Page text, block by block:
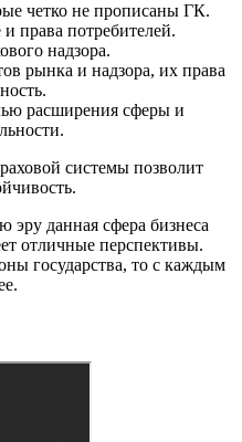
четко не прописаны ГК.
права потребителей.
надзора.
рынка и надзора, их права
расширения сферы и
системы позволит
эру данная сфера бизнеса
отличные перспективы.
государства, то с каждым